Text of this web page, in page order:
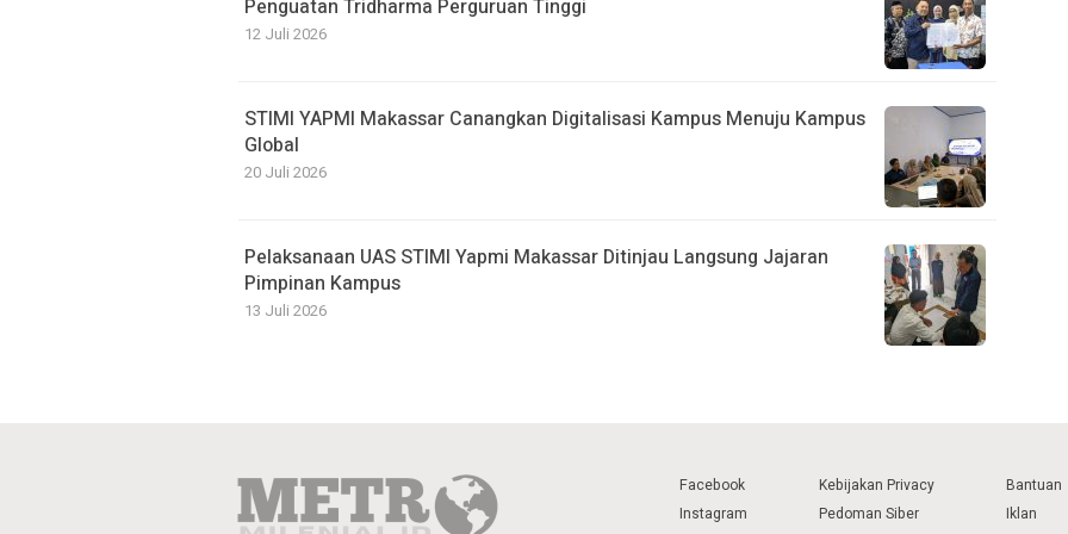
Penguatan Tridharma Perguruan Tinggi
12 Juli 2026
STIMI YAPMI Makassar Canangkan Digitalisasi Kampus Menuju Kampus
Global
20 Juli 2026
Pelaksanaan UAS STIMI Yapmi Makassar Ditinjau Langsung Jajaran
Pimpinan Kampus
13 Juli 2026
Facebook
Instagram
Kebijakan Privacy
Pedoman Siber
Bantuan
Iklan